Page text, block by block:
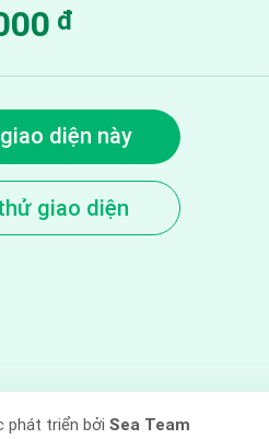
đ
diện này
giao diện
phát triển bởi Sea Team